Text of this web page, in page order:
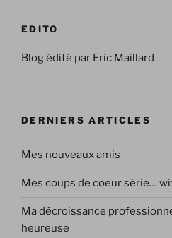
EDITO
Blog édité par Eric Maillard
DERNIERS ARTICLES
Mes nouveaux amis
Mes coups de coeur série…
Ma décroissance
heureuse